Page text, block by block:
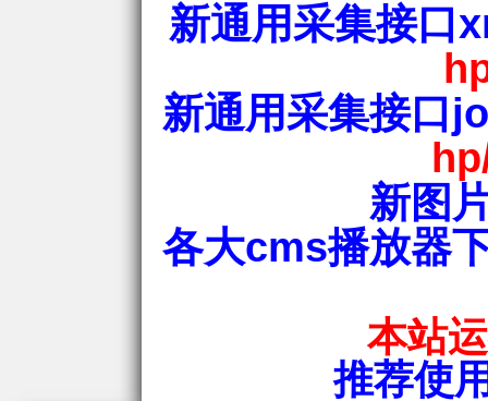
新通用采集接口
新通用采集接口
新图
各大cms播放器
本站
推荐使